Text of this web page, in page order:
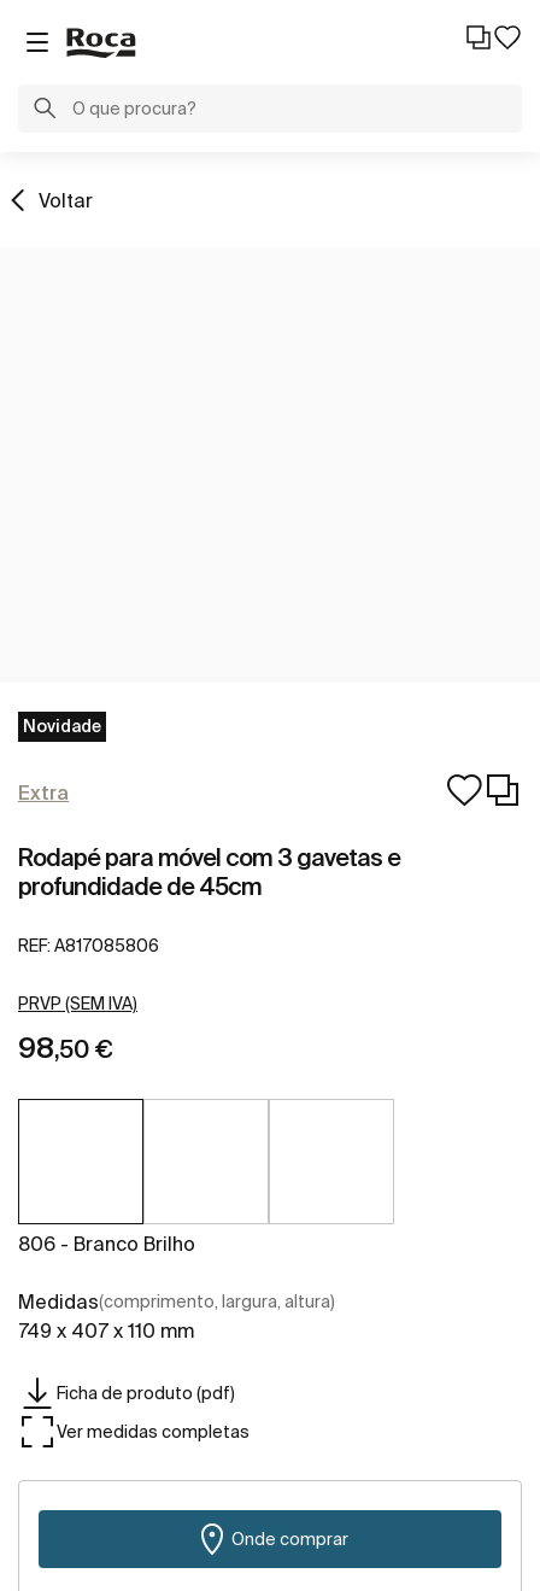
Voltar
Novidade
Extra
Rodapé para móvel com 3 gavetas e
profundidade de 45cm
REF: A817085806
PRVP (SEM IVA)
98,50 €
806 - Branco Brilho
Medidas(comprimento, largura, altura)
749 x 407 x 110 mm
Ficha de produto (pdf)
Ver medidas completas
Onde comprar